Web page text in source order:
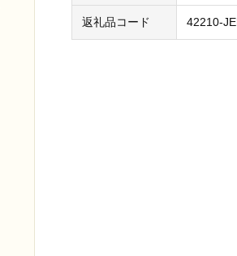
返礼品コード 42210-